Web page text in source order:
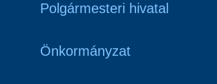
Polgármesteri hivatal
Önkormányzat